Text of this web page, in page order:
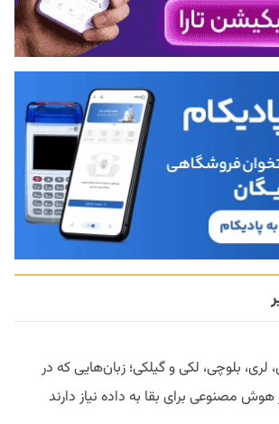
لری، بلوچی، لکی و گیلکی؛ زبان‌هایی که در
مصنوعی برای بقا به داده نیاز دارند